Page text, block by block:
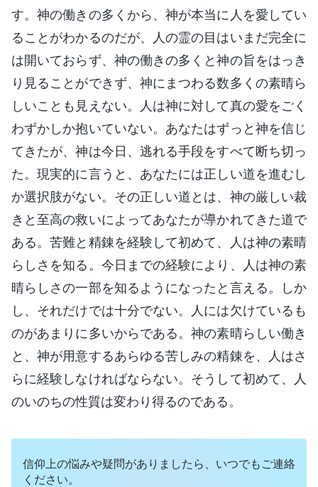
す。神の働きの多くから、神が本当に人を愛してい
ることがわかるのだが、人の霊の目はいまだ完全に
は開いておらず、神の働きの多くと神の旨をはっき
り見ることができず、神にまつわる数多くの素晴ら
しいことも見えない。人は神に対して真の愛をごく
わずかしか抱いていない。あなたはずっと神を信じ
てきたが、神は今日、逃れる手段をすべて断ち切っ
た。現実的に言うと、あなたには正しい道を進むし
か選択肢がない。その正しい道とは、神の厳しい裁
きと至高の救いによってあなたが導かれてきた道で
ある。苦難と精錬を経験して初めて、人は神の素晴
らしさを知る。今日までの経験により、人は神の素
晴らしさの一部を知るようになったと言える。しか
し、それだけでは十分でない。人には欠けているも
のがあまりに多いからである。神の素晴らしい働き
と、神が用意するあらゆる苦しみの精錬を、人はさ
らに経験しなければならない。そうして初めて、人
のいのちの性質は変わり得るのである。
信仰上の悩みや疑問がありましたら、いつでもご連絡
ください。